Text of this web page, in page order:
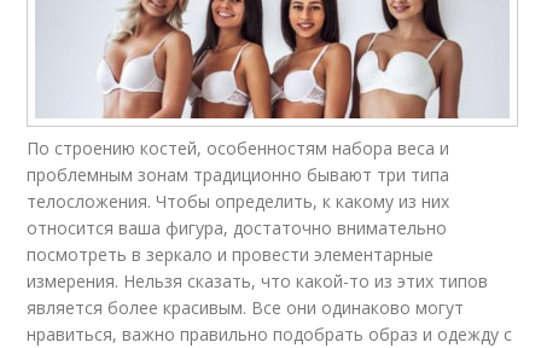
По строению костей, особенностям набора веса и
проблемным зонам традиционно бывают три типа
телосложения. Чтобы определить, к какому из них
относится ваша фигура, достаточно внимательно
посмотреть в зеркало и провести элементарные
измерения. Нельзя сказать, что какой-то из этих типов
является более красивым. Все они одинаково могут
нравиться, важно правильно подобрать образ и одежду с